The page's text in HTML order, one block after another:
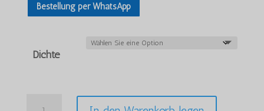
Bestellung per WhatsApp
Dichte